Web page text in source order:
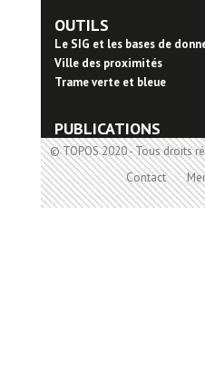
OUTILS
Le SIG et les bases de
Ville des proximités
Trame verte et bleue
PUBLICATIONS
© TOPOS 2020 - Tous droits
Contact